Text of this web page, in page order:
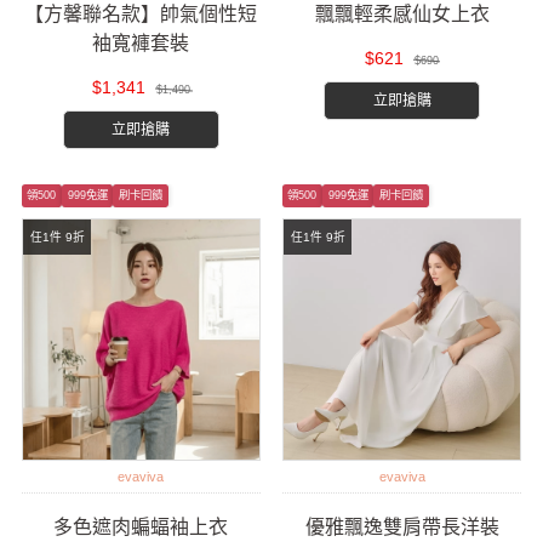
【方馨聯名款】帥氣個性短
袖寬褲套裝
$1,341 $1,490
立即搶購
飄飄輕柔感仙女上衣
$621 $690
立即搶購
任1件 9折
領500 999免運 刷卡回饋
evaviva
多色遮肉蝙蝠袖上衣
任1件 9折
領500 999免運 刷卡回饋
evaviva
優雅飄逸雙肩帶長洋裝